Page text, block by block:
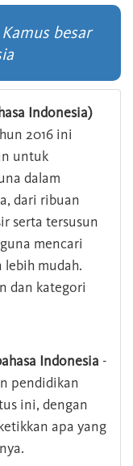
besar
Indonesia)
2016 ini
untuk
dalam
dari ribuan
serta tersusun
mencari
lebih mudah.
dan kategori
Indonesia -
pendidikan
ini, dengan
apa yang